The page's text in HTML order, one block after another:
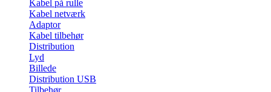
Kabel på rulle
Kabel netværk
Adaptor
Kabel tilbehør
Distribution
Lyd
Billede
Distribution USB